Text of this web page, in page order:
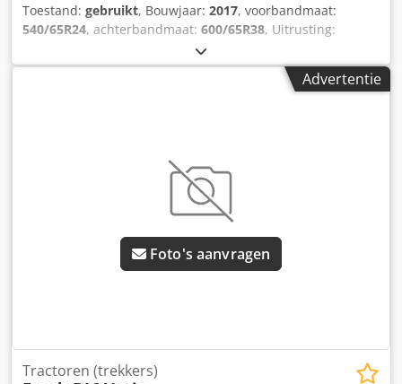
Toestand: gebruikt, Bouwjaar: 2017, voorbandmaat:
540/65R24, achterbandmaat: 600/65R38, Uitrusting:
luchtdrukrem, voorlader, voorste aftakas
Terminalhouder VarioGuide Standard Egnos VarioGuide
Controller GSM / Achterwielgewichten 2x200 kg Vario TMS
Advertentie
Foto's aanvragen
Tractoren (trekkers)